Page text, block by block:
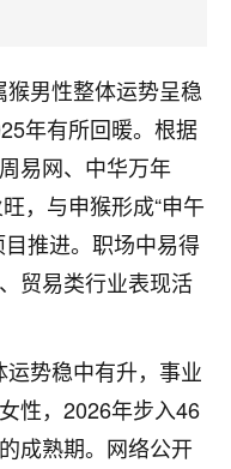
男性整体运势呈稳
年有所回暖。根据
易网、中华万年
，与申猴形成“申午
推进。职场中易得
贸易类行业表现活
势稳中有升，事业
性，2026年步入46
成熟期。网络公开
前的人事调整，拖到年
，主要是底薪加了
感恩感谢！🙏🏻
，请客吗？�
32
的，去检查又没什么大
慧来老师，跟老师聊过
师建议，处理了一些因
前好多，主要是心情好
有体会了。